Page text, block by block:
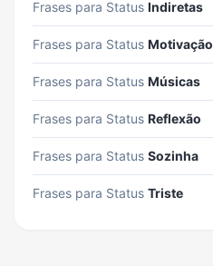
Frases para Status Indiretas
Frases para Status Motivação
Frases para Status Músicas
Frases para Status Reflexão
Frases para Status Sozinha
Frases para Status Triste